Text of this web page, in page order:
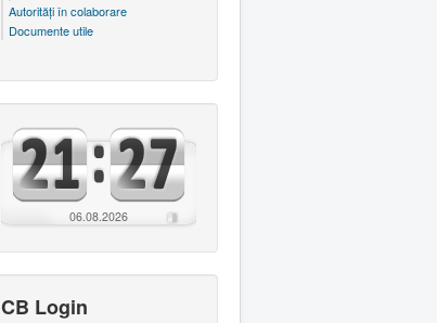
Autorităţi în colaborare
Documente utile
06.08.2026
CB Login